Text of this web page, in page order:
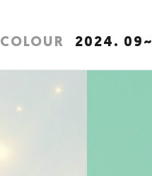
COLOUR 2024.